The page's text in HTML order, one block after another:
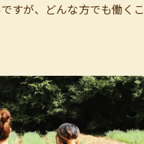
すが、どんな方でも働くこ